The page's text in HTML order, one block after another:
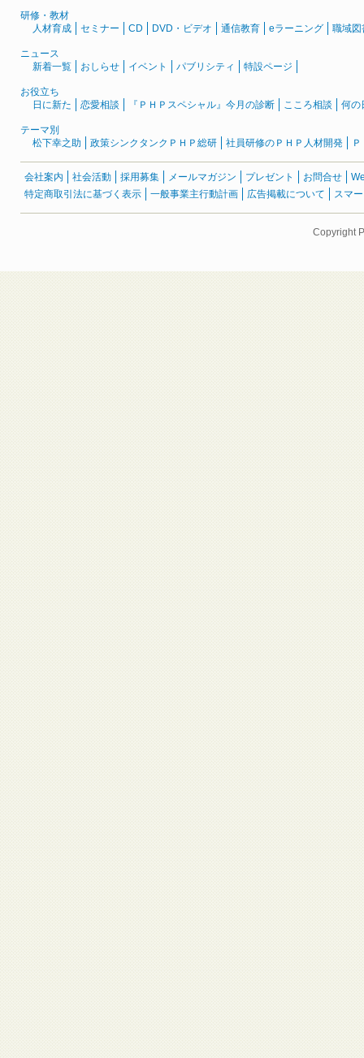
研修・教材
人材育成
セミナー CD DVD・ビデオ 通信教育 eラーニング 職域図
ニュース
新着一覧
おしらせ イベント パブリシティ 特設ページ
お役立ち
日に新た
恋愛相談 『ＰＨＰスペシャル』今月の診断 こころ相談 何の
テーマ別
松下幸之助
政策シンクタンクＰＨＰ総研 社員研修のＰＨＰ人材開発
会社案内 社会活動 採用募集 メールマガジン プレゼント お問合せ
特定商取引法に基づく表示
一般事業主行動計画 広告掲載について スマ
Copyright